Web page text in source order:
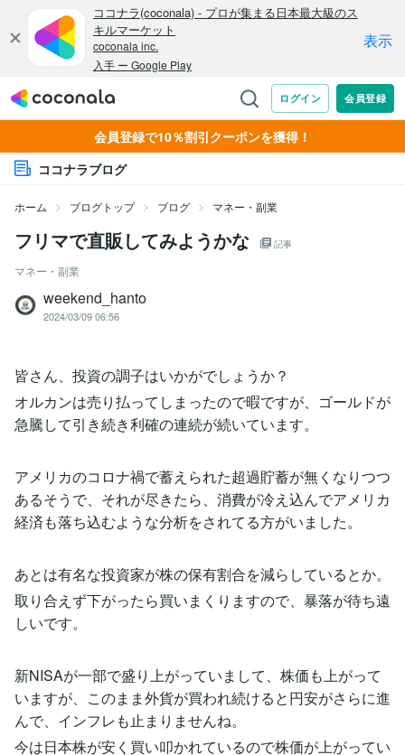
会員登録で10％割引クーポンを獲得！
ココナラブログ
ホーム ブログトップ ブログ マネー・副業
フリマで直販してみようかな 記事
マネー・副業
weekend_hanto
2024/03/09 06:56
皆さん、投資の調子はいかがでしょうか？
オルカンは売り払ってしまったので暇ですが、ゴールドが
急騰して引き続き利確の連続が続いています。
アメリカのコロナ禍で蓄えられた超過貯蓄が無くなりつつ
あるそうで、それが尽きたら、消費が冷え込んでアメリカ
経済も落ち込むような分析をされてる方がいました。
あとは有名な投資家が株の保有割合を減らしているとか。
取り合えず下がったら買いまくりますので、暴落が待ち遠
しいです。
新NISAが一部で盛り上がっていまして、株価も上がって
いますが、このまま外貨が買われ続けると円安がさらに進
んで、インフレも止まりませんね。
今は日本株が安く買い叩かれているので株価が上がってい